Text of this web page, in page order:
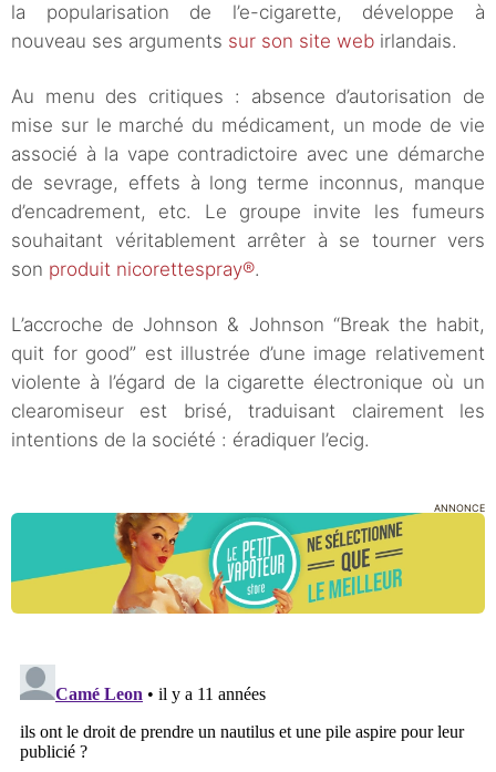
la popularisation de l’e-cigarette, développe à
nouveau ses arguments sur son site web irlandais.
Au menu des critiques : absence d’autorisation de
mise sur le marché du médicament, un mode de vie
associé à la vape contradictoire avec une démarche
de sevrage, effets à long terme inconnus, manque
d’encadrement, etc. Le groupe invite les fumeurs
souhaitant véritablement arrêter à se tourner vers
son produit nicorettespray®.
L’accroche de Johnson & Johnson “Break the habit,
quit for good” est illustrée d’une image relativement
violente à l’égard de la cigarette électronique où un
clearomiseur est brisé, traduisant clairement les
intentions de la société : éradiquer l’ecig.
ANNONCE